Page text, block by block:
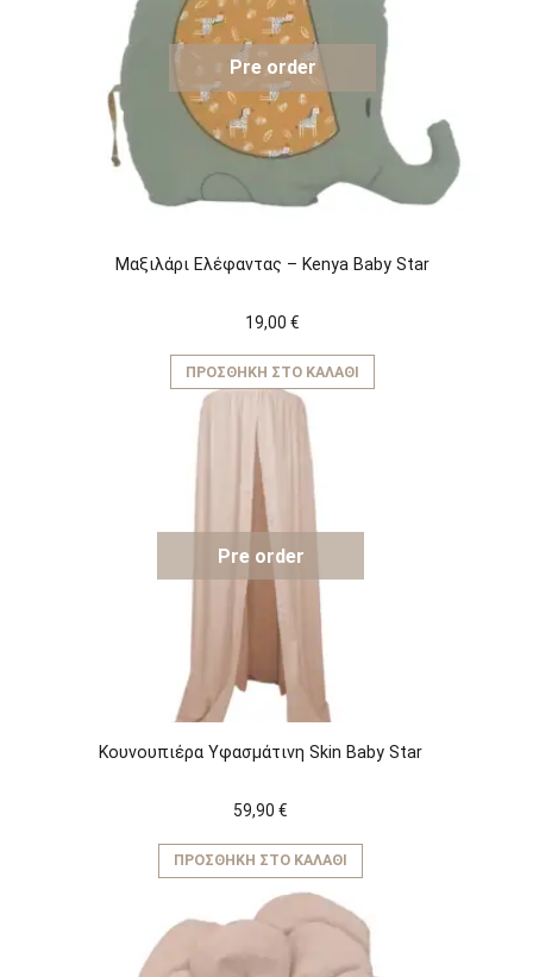
Pre order
Μαξιλάρι Ελέφαντας – Kenya Baby Star
19,00 €
ΠΡΟΣΘΉΚΗ ΣΤΟ ΚΑΛΆΘΙ
Pre order
Κουνουπιέρα Υφασμάτινη Skin Baby Star
59,90 €
ΠΡΟΣΘΉΚΗ ΣΤΟ ΚΑΛΆΘΙ